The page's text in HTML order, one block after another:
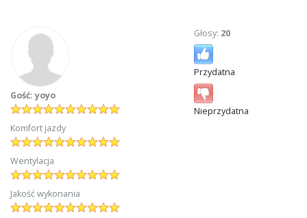
Gość: yoyo
Komfort jazdy
Wentylacja
Jakość wykonania
Głosy: 20
Przydatna
Nieprzydatna